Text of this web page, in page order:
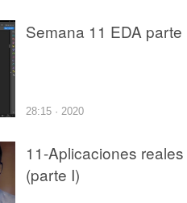
Semana 11 EDA parte
28:15 · 2020
11-Aplicaciones reales
(parte I)